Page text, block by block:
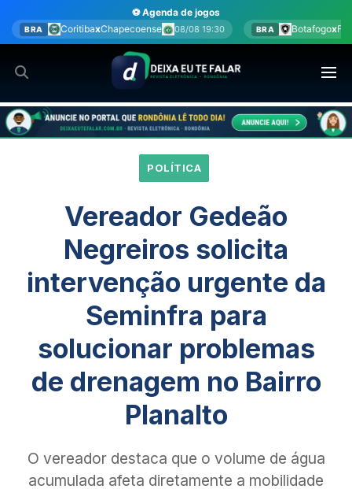
para
o
conteúdo
⚽ Agenda de jogos
08/08 19:30 BRA BotafogoxFluminense 08/08 20:00
POLÍTICA
Vereador Gedeão
Negreiros solicita
intervenção urgente da
Seminfra para
solucionar problemas
de drenagem no Bairro
Planalto
O vereador destaca que o volume de água
acumulada afeta diretamente a mobilidade